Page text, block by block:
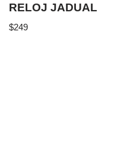
RELOJ JADUAL
$249